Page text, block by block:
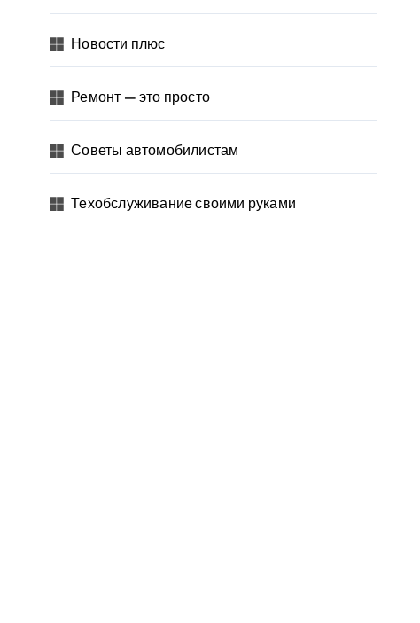
Новости плюс
Ремонт — это просто
Советы автомобилистам
Техобслуживание своими руками